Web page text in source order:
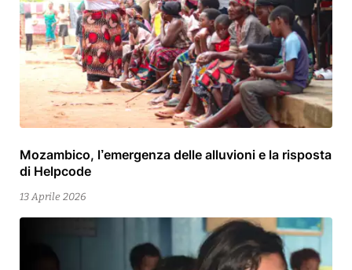
Mozambico, l’emergenza delle alluvioni e la risposta
di Helpcode
13 Aprile 2026
15
Aprile
2026